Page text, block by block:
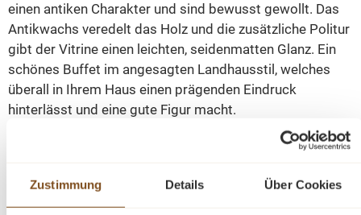
Zustimmung Details Über Cookies
einen antiken Charakter und sind bewusst gewollt. Das
Antikwachs veredelt das Holz und die zusätzliche Politur
gibt der Vitrine einen leichten, seidenmatten Glanz. Ein
schönes Buffet im angesagten Landhausstil, welches
überall in Ihrem Haus einen prägenden Eindruck
hinterlässt und eine gute Figur macht.
Abmessungen: Höhe: 195 cm, Breite: 160 cm, Tiefe: 55
cm.